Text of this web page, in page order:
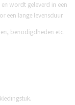
wordt geleverd in een
een lange levensduur.
benodigdheden etc.